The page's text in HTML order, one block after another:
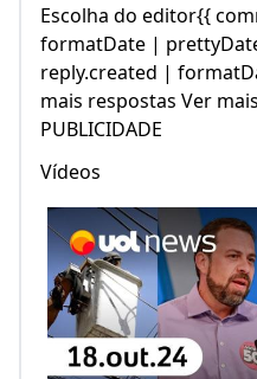
Escolha do editor{{
formatDate |
reply.created |
mais respostas Ver
PUBLICIDADE
Vídeos